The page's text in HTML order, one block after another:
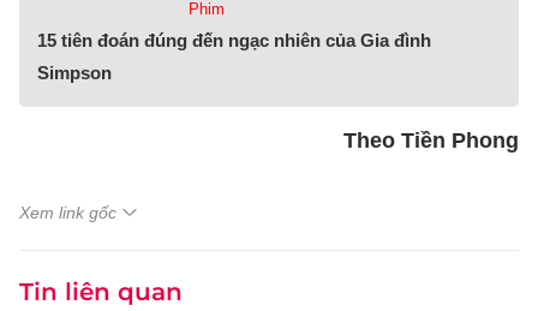
Phim
15 tiên đoán đúng đến ngạc nhiên của Gia đình
Simpson
Theo Tiền Phong
Xem link gốc
Tin liên quan